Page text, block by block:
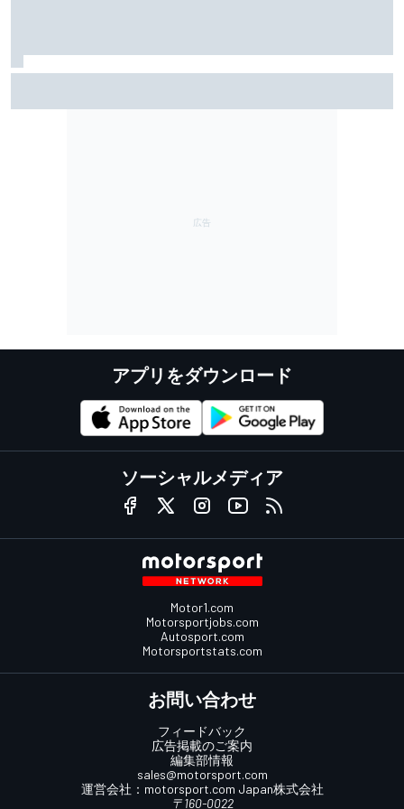
以内？
アプリをダウンロード
ソーシャルメディア
Motor1.com
Motorsportjobs.com
Autosport.com
Motorsportstats.com
お問い合わせ
フィードバック
広告掲載のご案内
編集部情報
sales@motorsport.com
運営会社： motorsport.com Japan株式会社
〒160-0022